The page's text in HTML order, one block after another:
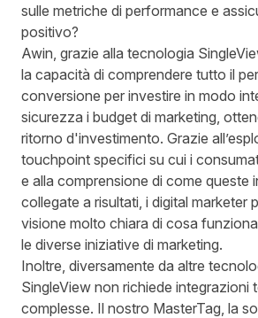
sulle metriche di performance e
positivo?
Awin, grazie alla tecnologia
la capacità di comprendere tutto il
conversione per investire in modo
sicurezza i budget di marketing,
ritorno d'investimento. Grazie
touchpoint specifici su cui i
e alla comprensione di come queste
collegate a risultati, i digital marketer
visione molto chiara di cosa
le diverse iniziative di marketing.
Inoltre, diversamente da altre
SingleView non richiede integrazioni
complesse. Il nostro MasterTag, la